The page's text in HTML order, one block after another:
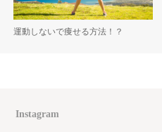
運動しないで痩せる方法！？
Instagram